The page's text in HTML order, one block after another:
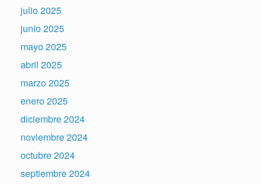
julio 2025
junio 2025
mayo 2025
abril 2025
marzo 2025
enero 2025
diciembre 2024
noviembre 2024
octubre 2024
septiembre 2024